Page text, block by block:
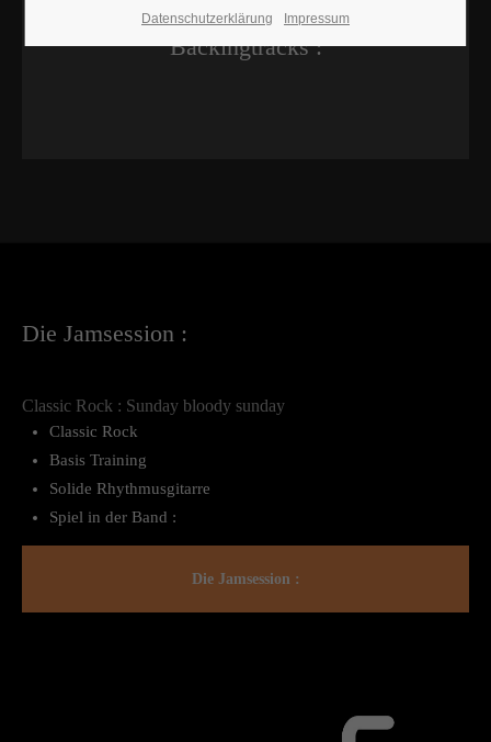
Backingtracks :
Die Jamsession :
Classic Rock : Sunday bloody sunday
Classic Rock
Basis Training
Solide Rhythmusgitarre
Spiel in der Band :
Die Jamsession :
Datenschutzerklärung Impressum